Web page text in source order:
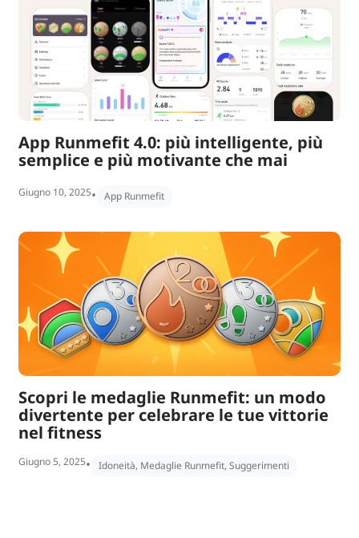
App Runmefit 4.0: più intelligente, più
semplice e più motivante che mai
Giugno 10, 2025• App Runmefit
Scopri le medaglie Runmefit: un modo
divertente per celebrare le tue vittorie
nel fitness
Giugno 5, 2025• Idoneità, Medaglie Runmefit, Suggerimenti